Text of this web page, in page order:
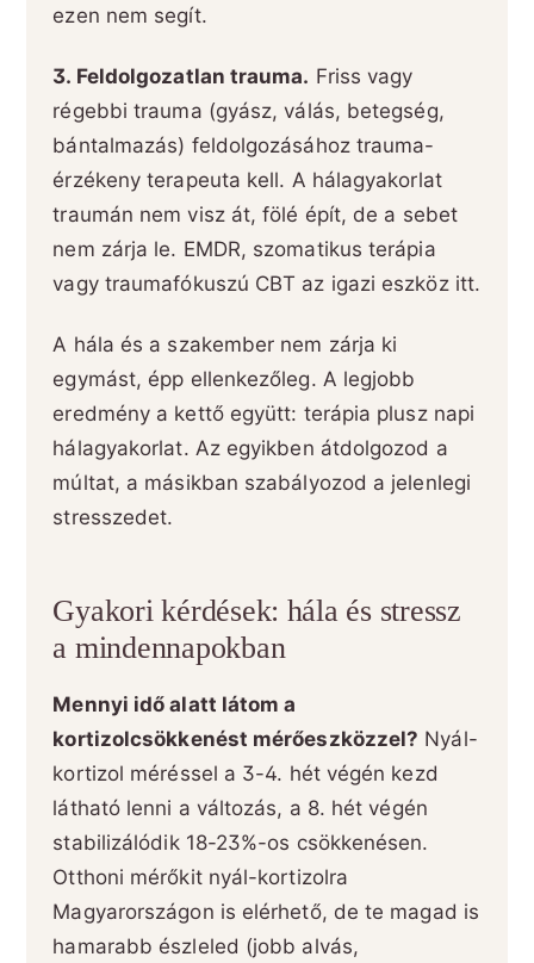
ezen nem segít.
3. Feldolgozatlan trauma. Friss vagy
régebbi trauma (gyász, válás, betegség,
bántalmazás) feldolgozásához trauma-
érzékeny terapeuta kell. A hálagyakorlat
traumán nem visz át, fölé épít, de a sebet
nem zárja le. EMDR, szomatikus terápia
vagy traumafókuszú CBT az igazi eszköz itt.
A hála és a szakember nem zárja ki
egymást, épp ellenkezőleg. A legjobb
eredmény a kettő együtt: terápia plusz napi
hálagyakorlat. Az egyikben átdolgozod a
múltat, a másikban szabályozod a jelenlegi
stresszedet.
Gyakori kérdések: hála és stressz
a mindennapokban
Mennyi idő alatt látom a
kortizolcsökkenést mérőeszközzel? Nyál-
kortizol méréssel a 3-4. hét végén kezd
látható lenni a változás, a 8. hét végén
stabilizálódik 18-23%-os csökkenésen.
Otthoni mérőkit nyál-kortizolra
Magyarországon is elérhető, de te magad is
hamarabb észleled (jobb alvás,